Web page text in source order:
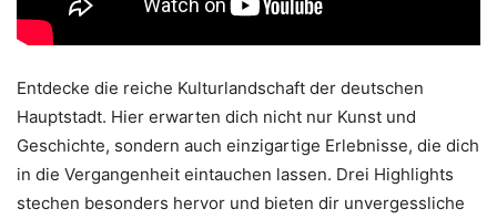
Entdecke die reiche Kulturlandschaft der deutschen
Hauptstadt. Hier erwarten dich nicht nur Kunst und
Geschichte, sondern auch einzigartige Erlebnisse, die dich
in die Vergangenheit eintauchen lassen. Drei Highlights
stechen besonders hervor und bieten dir unvergessliche